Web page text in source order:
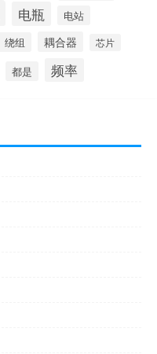
电瓶 电站
绕组 耦合器 芯片
都是 频率